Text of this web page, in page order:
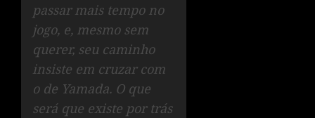
passar mais tempo no
jogo, e, mesmo sem
querer, seu caminho
insiste em cruzar com
o de Yamada. O que
será que existe por trás